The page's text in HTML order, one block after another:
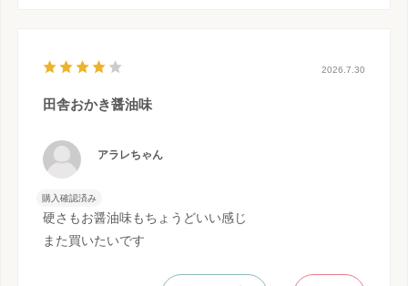
2026.7.30
田舎おかき醤油味
アラレちゃん
購入確認済み
硬さもお醤油味もちょうどいい感じ
また買いたいです